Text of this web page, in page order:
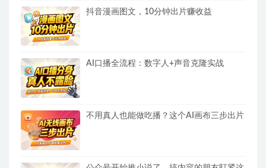
抖音漫画图文，10分钟出片赚收益
AI口播全流程：数字人+声音克隆实战
不用真人也能做吃播？这个AI画布三步出片